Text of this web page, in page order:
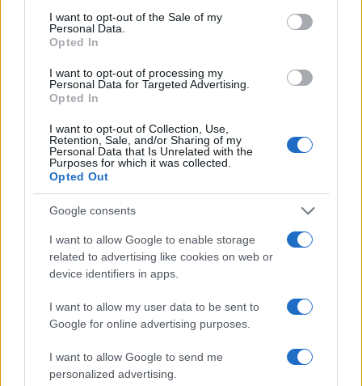
I want to opt-out of the Sale of my
Personal Data.
Opted In
I want to opt-out of processing my
Personal Data for Targeted Advertising.
Opted In
I want to opt-out of Collection, Use,
Retention, Sale, and/or Sharing of my
Personal Data that Is Unrelated with the
Purposes for which it was collected.
Opted Out
Google consents
I want to allow Google to enable storage
related to advertising like cookies on web or
device identifiers in apps.
I want to allow my user data to be sent to
Google for online advertising purposes.
I want to allow Google to send me
personalized advertising.
- Da imate neku rubriku koja bi mogla da glasi ‘hit
dana’, to bi sigurno bila ta izjava Viškovića da će
pozvati FBI da istražuje stvari vezane za Viadukt.
Radovan Višković je izgubio svaki kredibilitet,
zajedno sa Dodikom i Nenadom Stevandićem,
nakon onih izjava da neće se pojaviti nikad pred
sudom i da ih neće nikakva sila moći dovesti. A da
su došli i da smo gledali mučne slike njihovog
povinovanja tužiocu i sudu i one molbe za javljanje
u jutarnjim časovima. Ta vrsta gubljenja
kredibiliteta bi trebala da utječe na način da oni
pojave na pres-konferenciji, a kamoli da šalju neke
nove poruke građanima Republike Srpske, istakao
je Vuković.
Razgovaralo se i o sjednici Doma naroda -
igrači otići baš kad se budu razmatrale smjene
SNSD-ovih kadrova.